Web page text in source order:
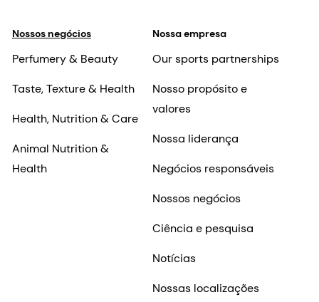
Nossos negócios
Perfumery & Beauty
Taste, Texture & Health
Health, Nutrition & Care
Animal Nutrition &
Health
Nossa empresa
Our sports partnerships
Nosso propósito e
valores
Nossa liderança
Negócios responsáveis
Nossos negócios
Ciência e pesquisa
Notícias
Nossas localizações